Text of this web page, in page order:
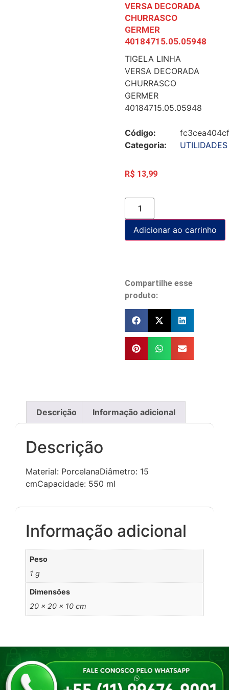
VERSA DECORADA
CHURRASCO
GERMER
40184715.05.05948
TIGELA LINHA
VERSA DECORADA
CHURRASCO
GERMER
40184715.05.05948
Código:
Categoria:
UTILIDADES
R$ 13,99
Adicionar ao carrinho
Compartilhe esse
produto:
Descrição Informação adicional
Descrição
Material: PorcelanaDiâmetro: 15
cmCapacidade: 550 ml
Informação adicional
Peso
1 g
Dimensões
20 × 20 × 10 cm